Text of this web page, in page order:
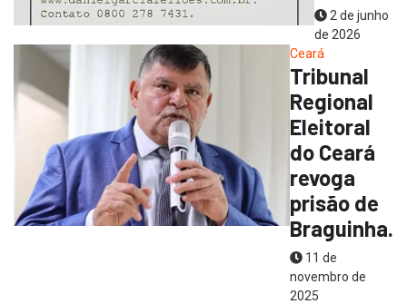
2 de junho
de 2026
Ceará
Tribunal
Regional
Eleitoral
do Ceará
revoga
prisão de
Braguinha.
11 de
novembro de
2025